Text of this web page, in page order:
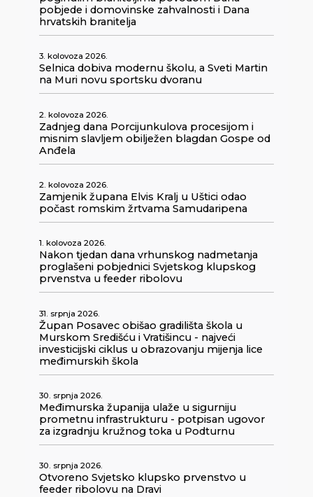
pobjede i domovinske zahvalnosti i Dana
hrvatskih branitelja
3. kolovoza 2026.
Selnica dobiva modernu školu, a Sveti Martin
na Muri novu sportsku dvoranu
2. kolovoza 2026.
Zadnjeg dana Porcijunkulova procesijom i
misnim slavljem obilježen blagdan Gospe od
Anđela
2. kolovoza 2026.
Zamjenik župana Elvis Kralj u Uštici odao
počast romskim žrtvama Samudaripena
1. kolovoza 2026.
Nakon tjedan dana vrhunskog nadmetanja
proglašeni pobjednici Svjetskog klupskog
prvenstva u feeder ribolovu
31. srpnja 2026.
Župan Posavec obišao gradilišta škola u
Murskom Središću i Vratišincu - najveći
investicijski ciklus u obrazovanju mijenja lice
međimurskih škola
30. srpnja 2026.
Međimurska županija ulaže u sigurniju
prometnu infrastrukturu - potpisan ugovor
za izgradnju kružnog toka u Podturnu
30. srpnja 2026.
Otvoreno Svjetsko klupsko prvenstvo u
feeder ribolovu na Dravi